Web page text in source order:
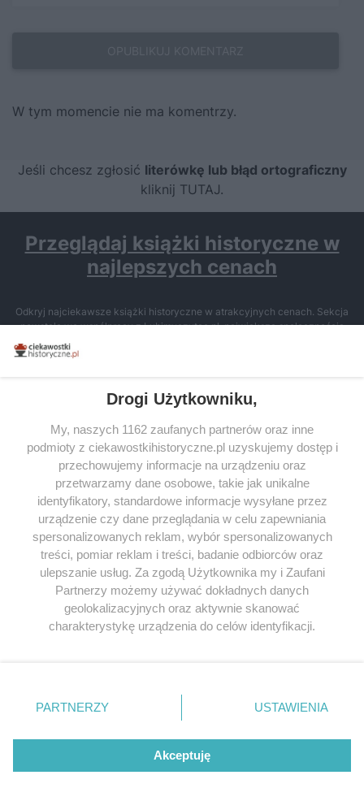
W tym momencie nie ma komentrzy.
Jeśli chcesz zgłosić literówkę lub błąd ortograficzny
kliknij TUTAJ.
Przeglądaj książki historyczne w
najlepszych cenach
Odkryj najciekawsze książki historyczne w atrakcyjnych cenach. Sekcja
powstała we współpracy z Lubimyczytac.pl, największą społecznością
miłośników literatury w Polsce – dzięki temu możesz wybierać spośród
tytułów najwyżej ocenianych przez czytelników.
SERWIS
SPOŁECZNOŚĆ
WSPÓŁPRACA
KONTAKT
ODWIEDŹ RÓWNIEŻ:
Drogi Użytkowniku,
My, naszych 1162 zaufanych partnerów oraz inne
podmioty z ciekawostkihistoryczne.pl uzyskujemy dostęp i
przechowujemy informacje na urządzeniu oraz
przetwarzamy dane osobowe, takie jak unikalne
identyfikatory, standardowe informacje wysyłane przez
urządzenie czy dane przeglądania w celu zapewniania
spersonalizowanych reklam, wybór spersonalizowanych
treści, pomiar reklam i treści, badanie odbiorców oraz
ulepszanie usług. Za zgodą Użytkownika my i Zaufani
Partnerzy możemy używać dokładnych danych
geolokalizacyjnych oraz aktywnie skanować
charakterystykę urządzenia do celów identyfikacji.
zmienić/wycofać klikając przycisk ustawień prywatności
znajdujący się w lewym dolnym rogu strony
. Niektóre
użytkownika, ale masz prawo sprzeciwić się takiemu
przetwarzaniu. Preferencje będą miały zastosowania tylko
PARTNERZY USTAWIENIA
Akceptuję